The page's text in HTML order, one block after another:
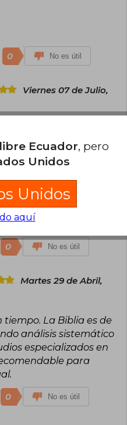
0 No es útil
Viernes 07 de Julio,
de Dios, trae un
notas a pie de página
estoy muy satisfecho
mucho antes del
de entrega también
gracias buscalibre.
0 No es útil
Martes 29 de Abril,
tiempo. La Biblia es de
análisis sistemático
especializados en
para
0 No es útil
Ecuador, pero
Unidos
Unidos
aquí